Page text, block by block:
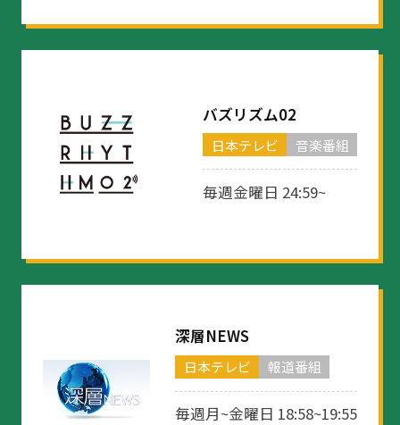
バズリズム02
日本テレビ 音楽番組
毎週金曜日 24:59~
深層NEWS
日本テレビ 報道番組
毎週月~金曜日 18:58~19:55